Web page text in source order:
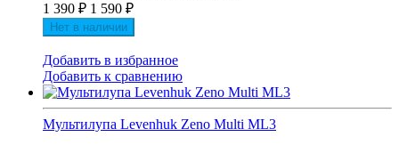
1 390 ₽ 1 590 ₽
Нет в наличии
Добавить в избранное
Добавить к сравнению
Мультилупа Levenhuk Zeno Multi ML3